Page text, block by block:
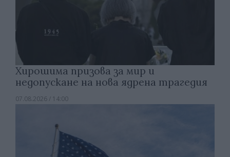
Хирошима призова за мир и
недопускане на нова ядрена трагедия
07.08.2026 / 14:00